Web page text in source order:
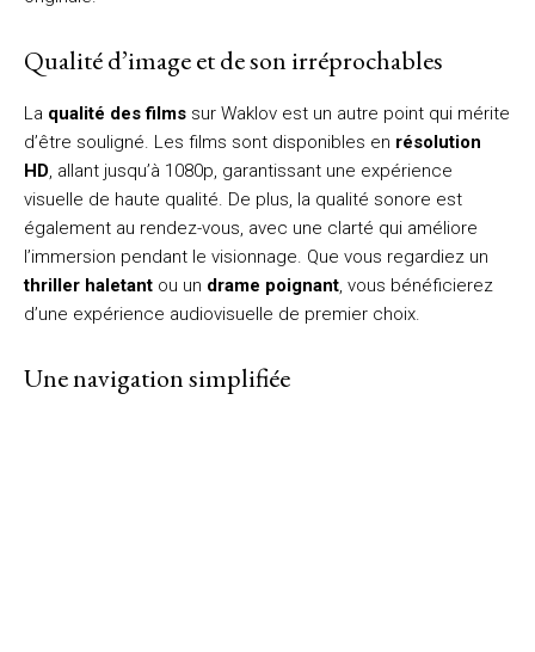
Qualité d’image et de son irréprochables
La qualité des films sur Waklov est un autre point qui mérite
d’être souligné. Les films sont disponibles en résolution
HD, allant jusqu’à 1080p, garantissant une expérience
visuelle de haute qualité. De plus, la qualité sonore est
également au rendez-vous, avec une clarté qui améliore
l’immersion pendant le visionnage. Que vous regardiez un
thriller haletant ou un drame poignant, vous bénéficierez
d’une expérience audiovisuelle de premier choix.
Une navigation simplifiée